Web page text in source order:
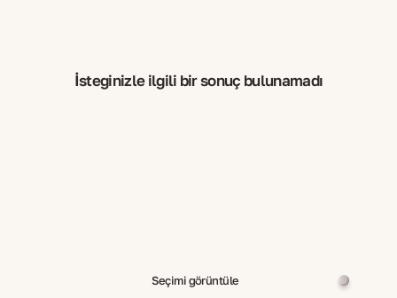
İsteğinizle ilgili bir sonuç bulunamadı
Seçimi görüntüle